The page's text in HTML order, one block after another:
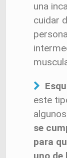
una
cuidar
este
se
para